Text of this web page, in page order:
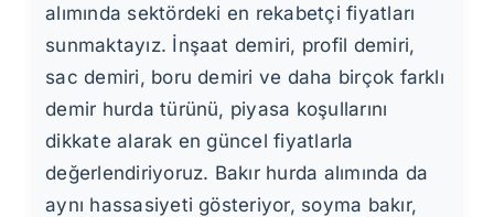
alımında sektördeki en rekabetçi fiyatları
sunmaktayız. İnşaat demiri, profil demiri,
sac demiri, boru demiri ve daha birçok farklı
demir hurda türünü, piyasa koşullarını
dikkate alarak en güncel fiyatlarla
değerlendiriyoruz. Bakır hurda alımında da
aynı hassasiyeti gösteriyor, soyma bakır,